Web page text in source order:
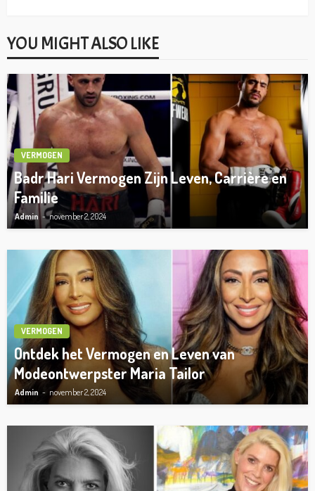
YOU MIGHT ALSO LIKE
VERMOGEN
Badr Hari Vermogen Zijn Leven, Carrière en
Familie
Admin november 2, 2024
VERMOGEN
Ontdek het Vermogen en Leven van
Modeontwerpster Maria Tailor
Admin november 2, 2024